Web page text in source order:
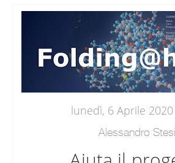
lunedì, 6 Aprile
Alessandro Stesi